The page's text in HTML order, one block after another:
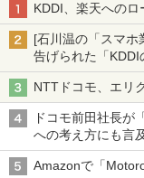
KDDI、楽天への
[石川温の「スマホ
告げられた「KDDI
穴と楽天モバイル
NTTドコモ、エリ
ドコモ前田社長が
への考え方にも言
Amazonで「